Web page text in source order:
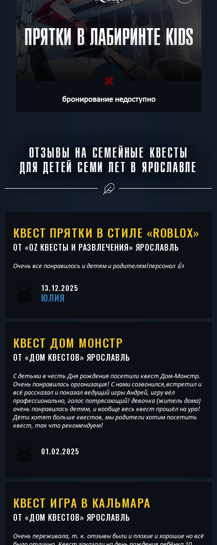
ПРЯТКИ В ЛАБИРИНТЕ KIDS
бронирование недоступно
ОТЗЫВЫ НА СЕМЕЙНЫЕ КВЕСТЫ
ДЛЯ ДЕТЕЙ СЕМИ ЛЕТ В ЯРОСЛАВЛЕ
КВЕСТ ПРЯТКИ В СТИЛЕ «ROBLOX»
ОТ «OZ КВЕСТЫ И РАЗВЛЕЧЕНИЯ» ЯРОСЛАВЛЬ
Очень все понравилось и детям и родителям!персонал 👍
13.12.2025
ЮЛИЯ
КВЕСТ ДОМ МОНСТР
ОТ «ДОМ КВЕСТОВ» ЯРОСЛАВЛЬ
С детьми в честь Дня рождения посетили квест Дом-Монстр.
Очень понравилась организация! С нами созвонился,встретил и
всё рассказал и показал ведущий игры Андрей, игру вёл
профессионально, голос потрясающий! девочка (житель дома)
очень понравилась детям, и вообще весь квест прошёл на ура!
Дети хотят больше квестов, мы родители хотим посетить
квест, так что рекомендуем!
01.02.2025
КВЕСТ ИГРА В КАЛЬМАРА
ОТ «ДОМ КВЕСТОВ» ЯРОСЛАВЛЬ
Очень переживала, т. к. отзывы были и плохие и хорошие но всё